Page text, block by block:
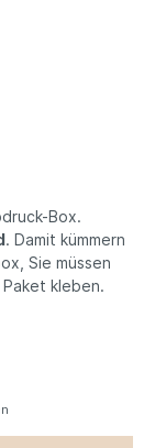
Box.
. Damit kümmern
Sie müssen
kleben.